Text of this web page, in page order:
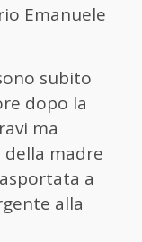
Emanuele
subito
dopo la
ma
madre
a
alla